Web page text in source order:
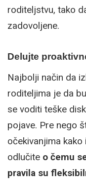
roditeljstvu, tako
zadovoljene.
Delujte
Najbolji način da
roditeljima je da
se voditi teške
pojave. Pre nego
očekivanjima
odlučite o čemu
pravila su